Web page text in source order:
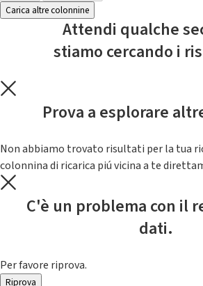
Carica altre colonnine
Attendi qualche
stiamo cercando i
Prova a esplorare
Non abbiamo trovato risultati per la tua
colonnina di ricarica piú vicina a te
C'è un problema con il
dati.
Per favore riprova.
Riprova